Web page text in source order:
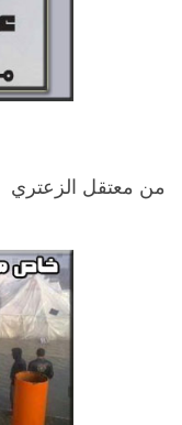
من معتقل الزعتري